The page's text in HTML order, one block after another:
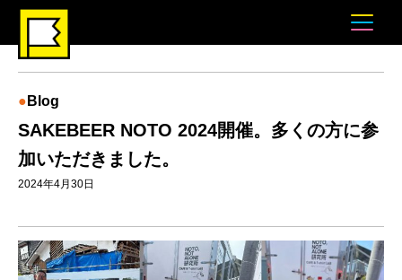
Blog
SAKEBEER NOTO 2024開催。多くの方に参
加いただきました。
2024年4月30日